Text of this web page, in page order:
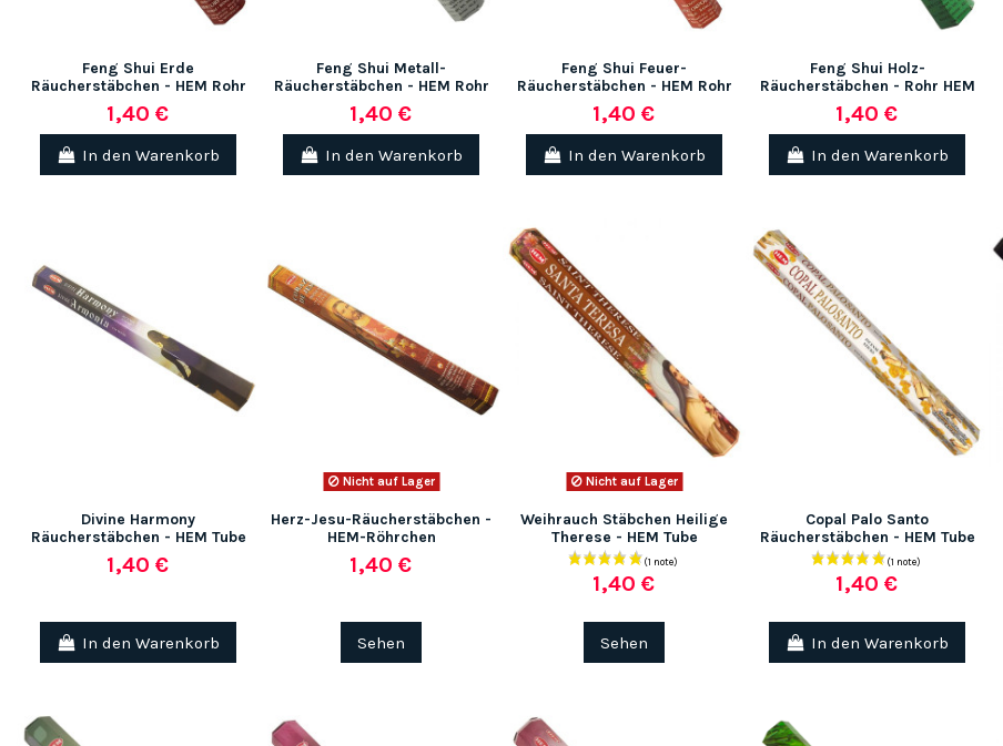
(1 note)
Feng Shui Erde
Räucherstäbchen - HEM Rohr
1,40 €
In den Warenkorb
Feng Shui Metall-
Räucherstäbchen - HEM Rohr
1,40 €
In den Warenkorb
Feng Shui Feuer-
Räucherstäbchen - HEM Rohr
1,40 €
In den Warenkorb
Feng Shui Holz-
Räucherstäbchen - Rohr HEM
1,40 €
In den Warenkorb
Divine Harmony
Räucherstäbchen - HEM Tube
1,40 €
In den Warenkorb
Nicht auf Lager
Herz-Jesu-Räucherstäbchen -
HEM-Röhrchen
1,40 €
Sehen
Nicht auf Lager
Weihrauch Stäbchen Heilige
Therese - HEM Tube
1,40 €
Sehen
Copal Palo Santo
Räucherstäbchen - HEM Tube
1,40 €
In den Warenkorb